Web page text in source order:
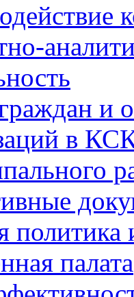
и
в
политика
палата